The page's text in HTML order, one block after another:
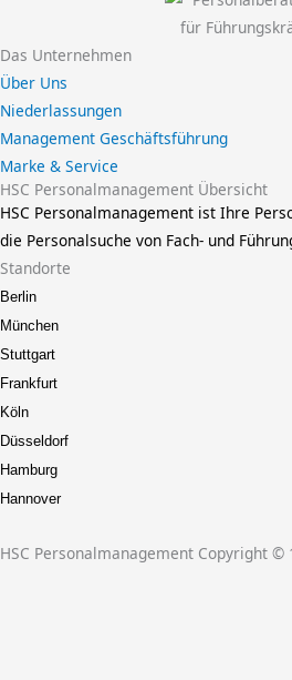
Das Unternehmen
Über Uns
Niederlassungen
Management Geschäftsführung
Marke & Service
HSC Personalmanagement Übersicht
HSC Personalmanagement ist Ihre
die Personalsuche von Fach- und
Standorte
Berlin
München
Stuttgart
Frankfurt
Köln
Düsseldorf
Hamburg
Hannover
HSC Personalmanagement Copyright ©